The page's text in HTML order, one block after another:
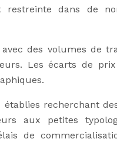
dans de
des volumes de
Les écarts de
recherchant
aux petites
de